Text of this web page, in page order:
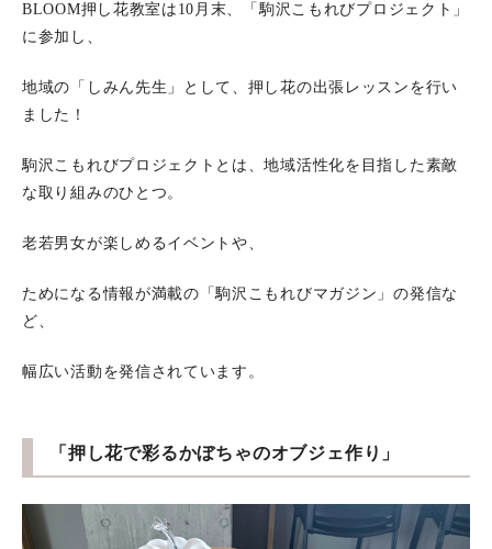
BLOOM押し花教室は10月末、「駒沢こもれびプロジェクト」
に参加し、
地域の「しみん先生」として、押し花の出張レッスンを行い
ました！
駒沢こもれびプロジェクトとは、地域活性化を目指した素敵
な取り組みのひとつ。
老若男女が楽しめるイベントや、
ためになる情報が満載の「駒沢こもれびマガジン」の発信な
ど、
幅広い活動を発信されています。
「押し花で彩るかぼちゃのオブジェ作り」